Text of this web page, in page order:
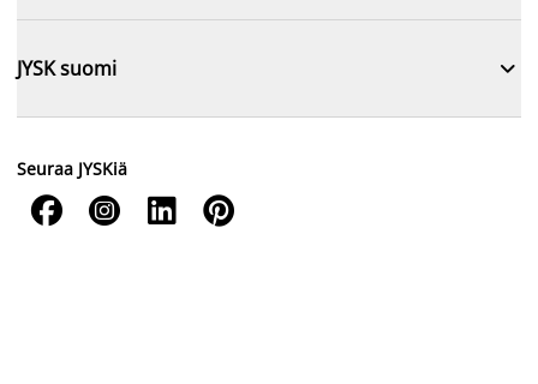
JYSK suomi 
Seuraa JYSKiä
   